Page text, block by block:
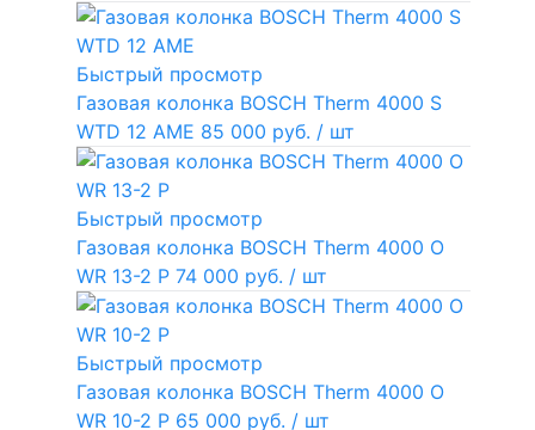
Быстрый просмотр
Газовая колонка BOSCH Therm 4000 S
WTD 12 AME 85 000 руб. / шт
Быстрый просмотр
Газовая колонка BOSCH Therm 4000 O
WR 13-2 P 74 000 руб. / шт
Быстрый просмотр
Газовая колонка BOSCH Therm 4000 O
WR 10-2 P 65 000 руб. / шт